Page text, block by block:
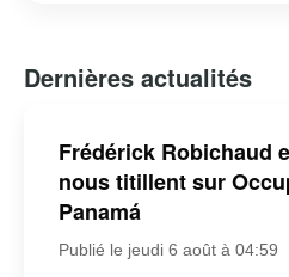
Dernières actualités
Frédérick Robichaud
nous titillent sur
Panamá
Publié le jeudi 6 août à 04:59